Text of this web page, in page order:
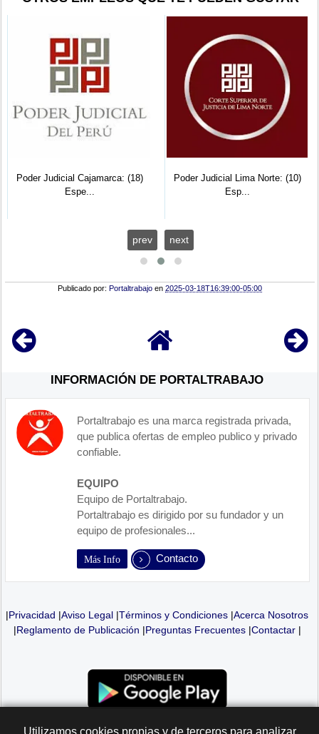
Poder Judicial Cajamarca: (18)
Espe...
Poder Judicial Lima Norte: (10)
Esp...
prev next
Publicado por: Portaltrabajo en2025-03-18T16:39:00-05:00
INFORMACIÓN DE PORTALTRABAJO
Portaltrabajo es una marca registrada privada,
que publica ofertas de empleo publico y privado
confiable.
EQUIPO
Equipo de Portaltrabajo.
Portaltrabajo es dirigido por su fundador y un
equipo de profesionales...
Más Info Contacto
|Privacidad |Aviso Legal |Términos y Condiciones |Acerca Nosotros
|Reglamento de Publicación |Preguntas Frecuentes|Contactar|
Utilizamos cookies propias y de terceros para analizar